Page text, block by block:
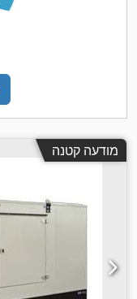
מודעה קטנה